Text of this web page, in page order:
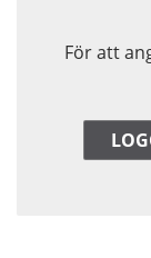
För att